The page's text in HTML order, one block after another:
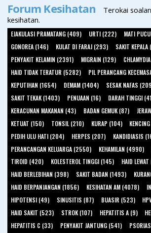
Forum Kesihatan
Terokai
kesihatan.
EJAKULASI PRAMATANG (409) URTI (222)
MATI
GONOREA (146)
KULAT DI FARAJ (293) SAKIT
PENYAKIT KELAMIN (2391)
MIGRAIN (129)
HAID TIDAK TERATUR (5282)
PIL PERANCANG
KEPUTIHAN (1654)
DEMAM (1404)
SESAK NAFAS
SAKIT TEKAK (1403)
PENUAAN (16)
DARAH TINGGI
KERACUNAN MAKANAN (43)
BADAN GEMUK (87)
KETUAT (150)
TONSIL (210) KURAP (104)
PEDIH ULU HATI (204)
HERPES (207) KANDIDIASIS
PERANCANGAN KELUARGA (2550)
KEHAMILAN (4990)
TIROID (420)
KOLESTEROL TINGGI (145)
HAID
HAID BERLEBIHAN (398)
SAKIT BADAN (1493)
HAID BERPANJANGAN (1856)
KESIHATAN AM (4078)
HIPOTENSI (49)
SINUSITIS (87) BUASIR (523)
HAID SAKIT (523)
STROK (107) HEPATITIS A (9)
HEPATITIS C (33)
PENYAKIT JANTUNG (541)